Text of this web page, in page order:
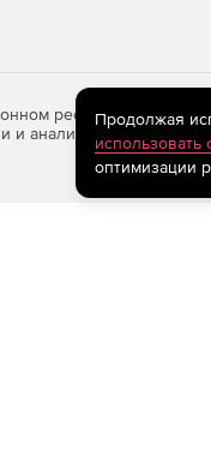
ресурсе
и анализа сведений,
Продолжая
использовать
оптимизации